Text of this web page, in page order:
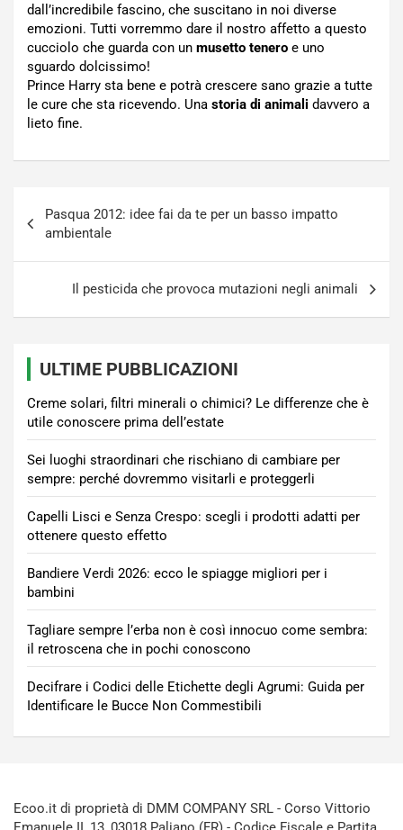
dall’incredibile fascino, che suscitano in noi diverse
emozioni. Tutti vorremmo dare il nostro affetto a questo
cucciolo che guarda con un musetto tenero e uno
sguardo dolcissimo!
Prince Harry sta bene e potrà crescere sano grazie a tutte
le cure che sta ricevendo. Una storia di animali davvero a
lieto fine.
articoli
Pasqua 2012: idee fai da te per un basso impatto
ambientale
Il pesticida che provoca mutazioni negli animali
ULTIME PUBBLICAZIONI
Creme solari, filtri minerali o chimici? Le differenze che è
utile conoscere prima dell’estate
Sei luoghi straordinari che rischiano di cambiare per
sempre: perché dovremmo visitarli e proteggerli
Capelli Lisci e Senza Crespo: scegli i prodotti adatti per
ottenere questo effetto
Bandiere Verdi 2026: ecco le spiagge migliori per i
bambini
Tagliare sempre l’erba non è così innocuo come sembra:
il retroscena che in pochi conoscono
Decifrare i Codici delle Etichette degli Agrumi: Guida per
Identificare le Bucce Non Commestibili
Ecoo.it di proprietà di DMM COMPANY SRL - Corso Vittorio